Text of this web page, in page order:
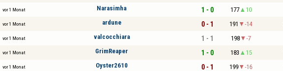
vor 1 Monat Narasimha 1 - 0 177 10
vor 1 Monat ardune 0 - 1 191 -14
vor 1 Monat valcocchiara 1 - 1 198 -7
vor 1 Monat GrimReaper 1 - 0 183 15
vor 1 Monat Oyster2610 0 - 1 199 -16